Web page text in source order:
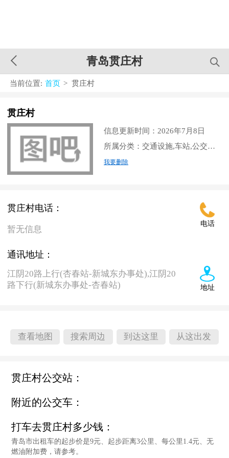
青岛贯庄村
当前位置: 首页 > 贯庄村
贯庄村
信息更新时间：2026年7月8日
所属分类：交通设施,车站,公交车站
我要删除
电话
贯庄村电话：
暂无信息
地址
通讯地址：
江阴20路上行(杏春站-新城东办事处),江阴20
路下行(新城东办事处-杏春站)
查看地图 搜索周边 到达这里 从这出发
贯庄村公交站：
附近的公交车：
打车去贯庄村多少钱：
青岛市出租车的起步价是9元、起步距离3公里、每公里1.4元、无
燃油附加费，请参考。